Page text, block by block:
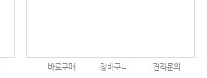
바로구매 장바구니 견적문의